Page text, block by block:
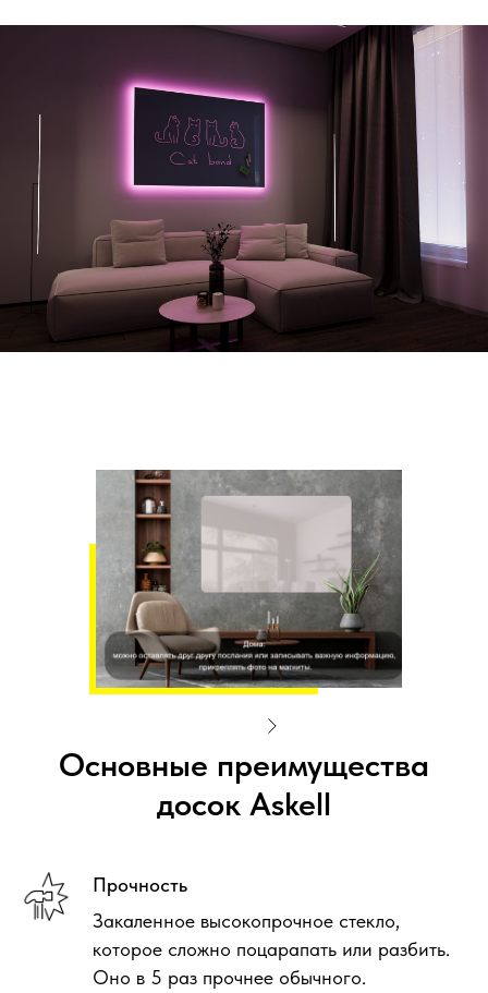
Основные преимущества
досок Askell
Прочность
Закаленное высокопрочное стекло,
которое сложно поцарапать или разбить.
Оно в 5 раз прочнее обычного.